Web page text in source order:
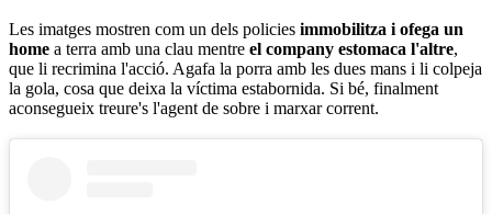
Les imatges mostren com un dels policies immobilitza i ofega un
home a terra amb una clau mentre el company estomaca l'altre,
que li recrimina l'acció. Agafa la porra amb les dues mans i li colpeja
la gola, cosa que deixa la víctima estabornida. Si bé, finalment
aconsegueix treure's l'agent de sobre i marxar corrent.